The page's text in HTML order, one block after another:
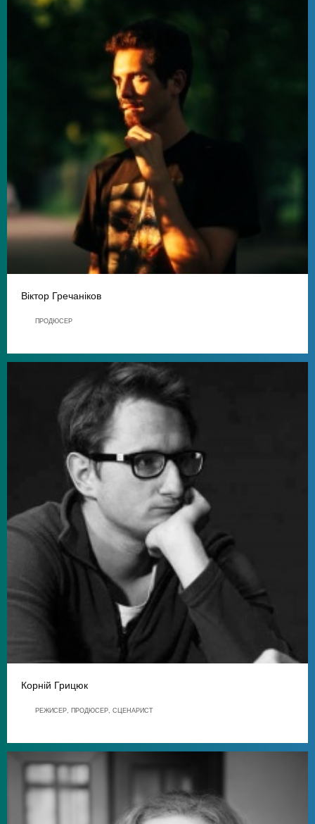
Віктор Гречаніков
ПРОДЮСЕР
Корній Грицюк
РЕЖИСЕР, ПРОДЮСЕР, СЦЕНАРИСТ